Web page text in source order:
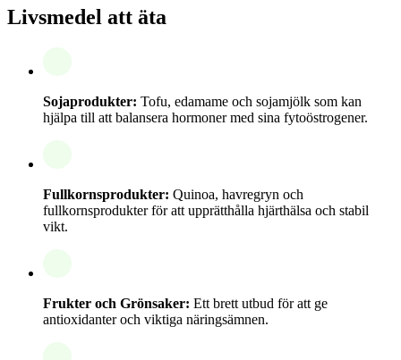
Livsmedel att äta
Sojaprodukter: Tofu, edamame och sojamjölk som kan
hjälpa till att balansera hormoner med sina fytoöstrogener.
Fullkornsprodukter: Quinoa, havregryn och
fullkornsprodukter för att upprätthålla hjärthälsa och stabil
vikt.
Frukter och Grönsaker: Ett brett utbud för att ge
antioxidanter och viktiga näringsämnen.